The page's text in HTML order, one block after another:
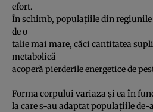
efort.
În schimb, populaţiile din
de o
talie mai mare, căci cantitatea
metabolică
acoperă pierderile energetice de
Forma corpului variaza şi ea în
la care s-au adaptat populaţiile